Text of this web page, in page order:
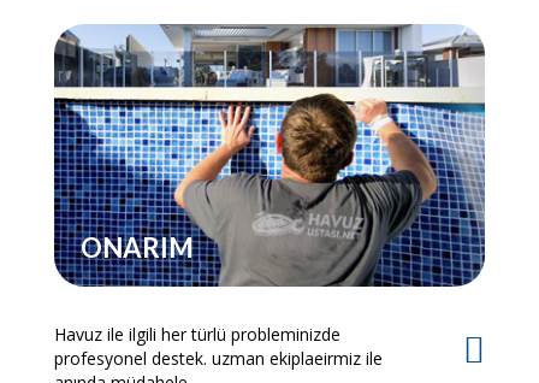
ONARIM
Havuz ile ilgili her türlü probleminizde
profesyonel destek. uzman ekiplaeirmiz ile